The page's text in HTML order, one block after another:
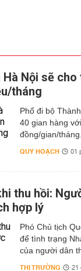
Nội sẽ
tháng
Phố đi bộ
40 gian hàng
đồng/gian/
QUY HOẠCH 01
thu hồi:
hợp lý
Phó Chủ tịch
để tình trạng
của người dân
THỊ TRƯỜNG